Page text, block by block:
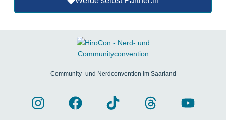
Community- und Nerdconvention im Saarland